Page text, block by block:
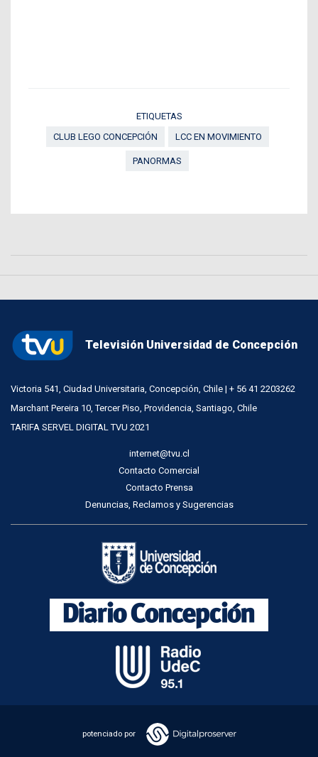
ETIQUETAS
CLUB LEGO CONCEPCIÓN
LCC EN MOVIMIENTO
PANORMAS
Televisión Universidad de Concepción
Victoria 541, Ciudad Universitaria, Concepción, Chile | + 56 41 2203262
Marchant Pereira 10, Tercer Piso, Providencia, Santiago, Chile
TARIFA SERVEL DIGITAL TVU 2021
internet@tvu.cl
Contacto Comercial
Contacto Prensa
Denuncias, Reclamos y Sugerencias
potenciado por